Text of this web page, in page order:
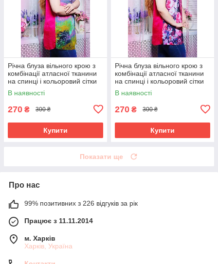
Річна блуза вільного крою з
комбінації атласної тканини
на спинці і кольоровий сітки
великого розміру 52-62
В наявності
270 ₴ 300 ₴
Купити
Річна блуза вільного крою з
комбінації атласної тканини
на спинці і кольоровий сітки
великого розміру 52-62
В наявності
270 ₴ 300 ₴
Купити
Показати ще
Про нас
99% позитивних з 226 відгуків за рік
Працює з 11.11.2014
м. Харків
Харків, Україна